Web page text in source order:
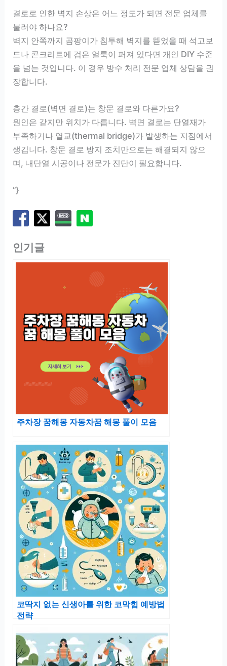
결로로 인한 벽지 손상은 어느 정도가 되면 전문 업체를
불러야 하나요?
벽지 안쪽까지 곰팡이가 침투해 벽지를 뜯었을 때 석고보
드나 콘크리트에 검은 얼룩이 퍼져 있다면 개인 DIY 수준
을 넘는 것입니다. 이 경우 방수 처리 전문 업체 상담을 권
장합니다.
층간 결로(벽면 결로)는 창문 결로와 다른가요?
원인은 같지만 위치가 다릅니다. 벽면 결로는 단열재가
부족하거나 열교(thermal bridge)가 발생하는 지점에서
생깁니다. 창문 결로 방지 조치만으로는 해결되지 않으
며, 내단열 시공이나 전문가 진단이 필요합니다.
“}
인기글
주차장 꿈해몽 자동차꿈 해몽 풀이 모음
코딱지 없는 신생아를 위한 코막힘 예방법
전략